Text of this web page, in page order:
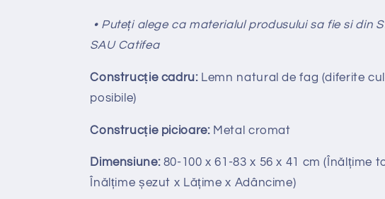
• Puteți alege ca materialul produsului sa fie si din
SAU Catifea
Construcție cadru:Lemn natural de fag (diferite
posibile)
Construcție picioare:Metal cromat
Dimensiune:80-100 x 61-83 x 56 x 41 cm (Înălțime
Înălțime șezut x Lățime x Adâncime)